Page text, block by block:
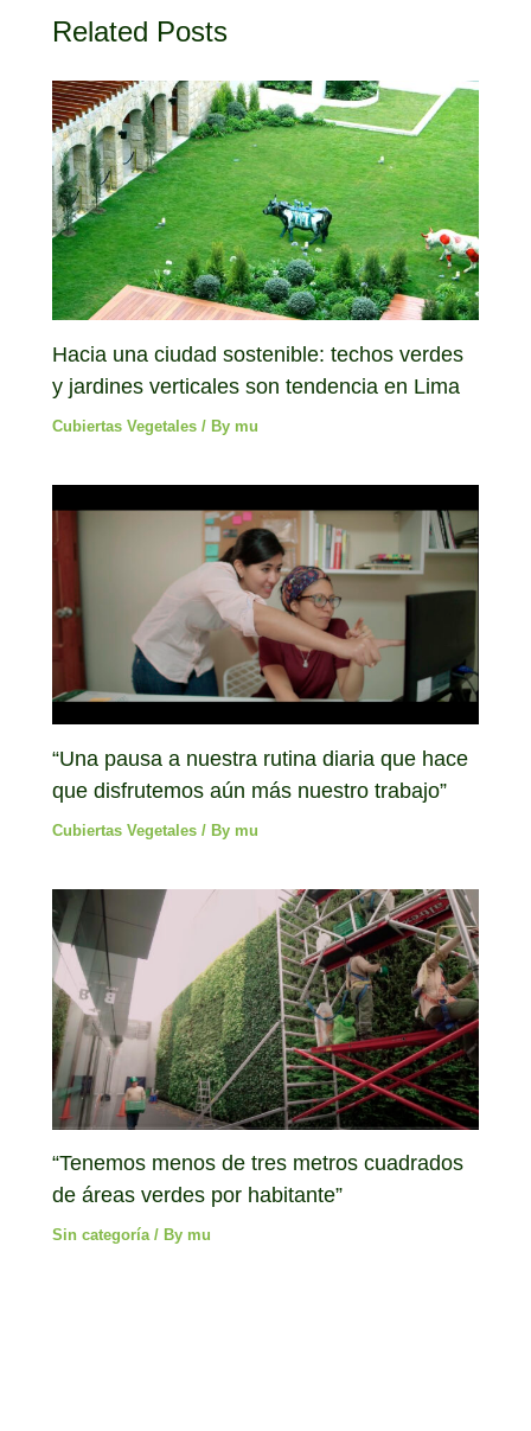
Related Posts
Hacia una ciudad sostenible: techos verdes
y jardines verticales son tendencia en Lima
Cubiertas Vegetales / By mu
“Una pausa a nuestra rutina diaria que hace
que disfrutemos aún más nuestro trabajo”
Cubiertas Vegetales / By mu
“Tenemos menos de tres metros cuadrados
de áreas verdes por habitante”
Sin categoría/ By mu